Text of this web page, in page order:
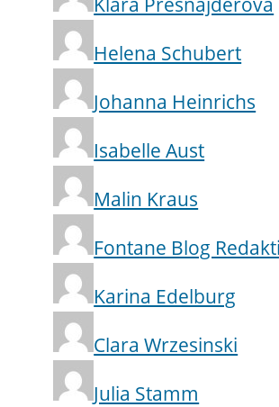
Helena Schubert
Johanna Heinrichs
Isabelle Aust
Malin Kraus
Fontane Blog
Karina Edelburg
Clara Wrzesinski
Julia Stamm